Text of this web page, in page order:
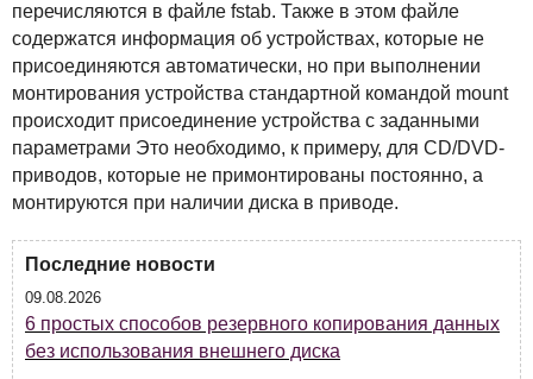
перечисляются в файле fstab. Также в этом файле
содержатся информация об устройствах, которые не
присоединяются автоматически, но при выполнении
монтирования устройства стандартной командой mount
происходит присоединение устройства с заданными
параметрами Это необходимо, к примеру, для CD/DVD-
приводов, которые не примонтированы постоянно, а
монтируются при наличии диска в приводе.
Последние новости
09.08.2026
6 простых способов резервного копирования данных
без использования внешнего диска